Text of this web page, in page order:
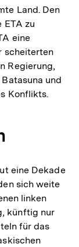
Land. Den
ETA zu
eine
scheiterten
Regierung,
und
Konflikts.
eine Dekade
sich weite
linken
künftig nur
für das